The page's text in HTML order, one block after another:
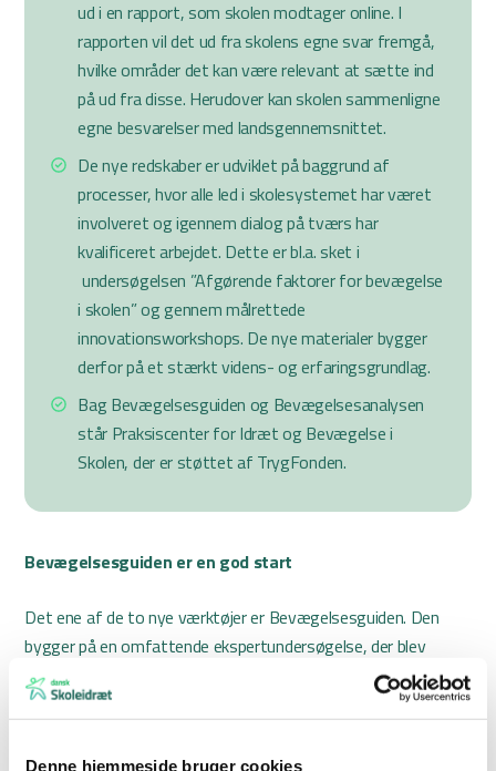
Denne hjemmeside bruger cookies
ud i en rapport, som skolen modtager online. I
rapporten vil det ud fra skolens egne svar fremgå,
hvilke områder det kan være relevant at sætte ind
på ud fra disse. Herudover kan skolen sammenligne
egne besvarelser med landsgennemsnittet.
De nye redskaber er udviklet på baggrund af
processer, hvor alle led i skolesystemet har været
involveret og igennem dialog på tværs har
kvalificeret arbejdet. Dette er bl.a. sket i
undersøgelsen ”Afgørende faktorer for bevægelse
i skolen” og gennem målrettede
innovationsworkshops. De nye materialer bygger
derfor på et stærkt videns- og erfaringsgrundlag.
Bag Bevægelsesguiden og Bevægelsesanalysen
står Praksiscenter for Idræt og Bevægelse i
Skolen, der er støttet af TrygFonden.
Bevægelsesguiden er en god start
Det ene af de to nye værktøjer er Bevægelsesguiden. Den
bygger på en omfattende ekspertundersøgelse, der blev
udgivet af Praksiscenter for Idræt og Bevægelse i Skolen i
2022 ved navn ”Afgørende faktorer for bevægelse i skolen”. I
værktøj, kan du, uanset om du er elev,